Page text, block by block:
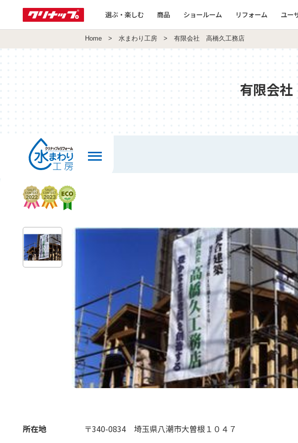
選ぶ・楽しむ 商品 ショールーム リフォーム ユー
Home > 水まわり工房 > 有限会社 高橋久工務店
有限会
所在地 〒340-0834 埼玉県八潮市大曽根１０４７